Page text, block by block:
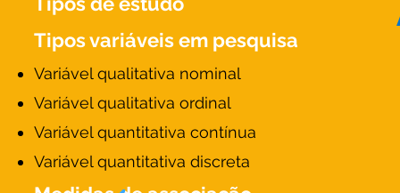
Tipos variáveis em pesquisa
Variável qualitativa nominal
Variável qualitativa ordinal
Variável quantitativa contínua
Variável quantitativa discreta